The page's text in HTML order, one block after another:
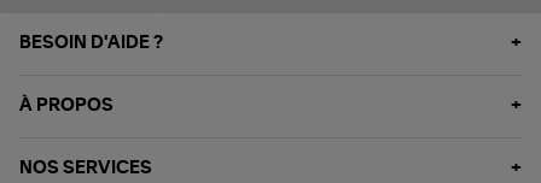
BESOIN D'AIDE ?
À PROPOS
NOS SERVICES